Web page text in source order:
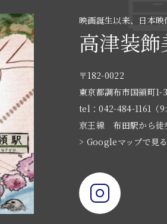
映画誕生以来、日本
高津装
〒182-0022
東京都調布市国領町1-
tel：042-484-1161（
京王線 布田駅から徒
> Googleマップで見る